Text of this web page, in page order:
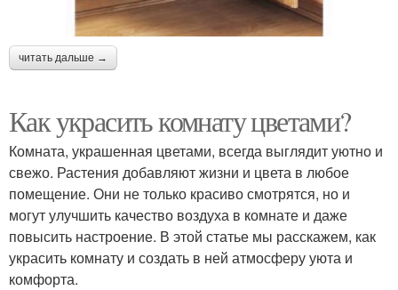
читать дальше →
Как украсить комнату цветами?
Комната, украшенная цветами, всегда выглядит уютно и
свежо. Растения добавляют жизни и цвета в любое
помещение. Они не только красиво смотрятся, но и
могут улучшить качество воздуха в комнате и даже
повысить настроение. В этой статье мы расскажем, как
украсить комнату и создать в ней атмосферу уюта и
комфорта.